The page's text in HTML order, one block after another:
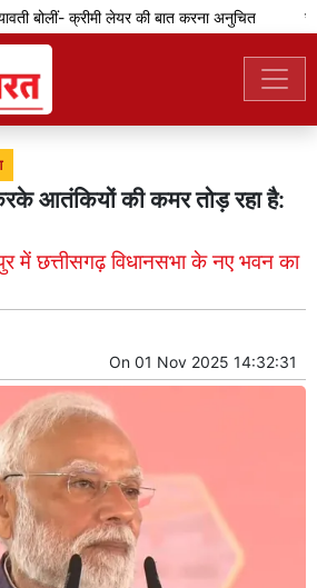
बोलीं- क्रीमी लेयर की बात करना अनुचित
आतंकियों की कमर तोड़ रहा है:
में छत्तीसगढ़ विधानसभा के नए भवन का
On 01 Nov 2025 14:32:31